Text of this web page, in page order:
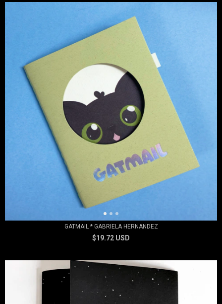
GATMAIL * GABRIELA HERNANDEZ
$19.72 USD